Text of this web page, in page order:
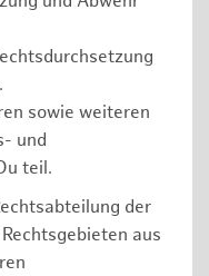
sowie weiteren
und
teil.
der
aus